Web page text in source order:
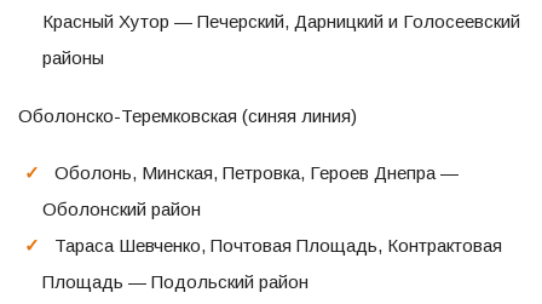
Красный Хутор — Печерский, Дарницкий и Голосеевский
районы
Оболонско-Теремковская (синяя линия)
Оболонь, Минская, Петровка, Героев Днепра —
Оболонский район
Тараса Шевченко, Почтовая Площадь, Контрактовая
Площадь — Подольский район